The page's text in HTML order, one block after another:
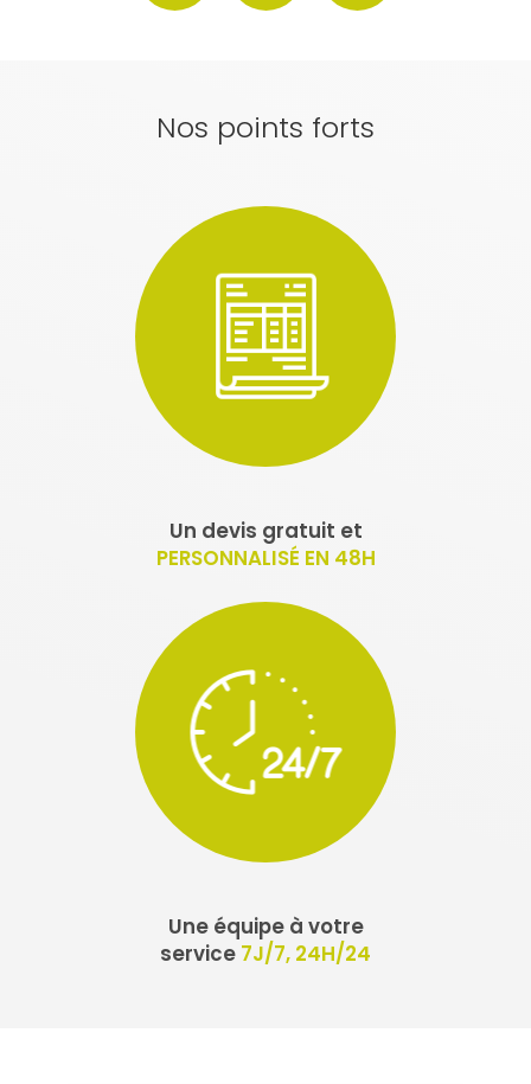
Nos points forts
Un devis gratuit et
PERSONNALISÉ EN 48H
Une équipe à votre
service 7J/7, 24H/24